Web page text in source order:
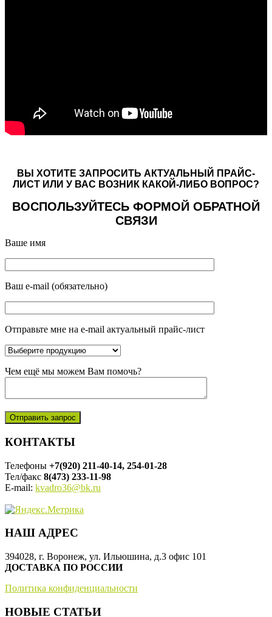
ВЫ ХОТИТЕ ЗАПРОСИТЬ АКТУАЛЬНЫЙ ПРАЙС-
ЛИСТ ИЛИ У ВАС ВОЗНИК КАКОЙ-ЛИБО ВОПРОС?
ВОСПОЛЬЗУЙТЕСЬ ФОРМОЙ ОБРАТНОЙ
СВЯЗИ
Ваше имя
Ваш e-mail (обязательно)
Отправьте мне на e-mail актуальный прайс-лист
Чем ещё мы можем Вам помочь?
КОНТАКТЫ
Телефоны +7(920) 211-40-14, 254-01-28
Тел/факс 8(473) 233-11-98
E-mail: kvadro36@bk.ru
НАШ АДРЕС
394028, г. Воронеж, ул. Ильюшина, д.3 офис 101
ДОСТАВКА ПО РОССИИ
Политика конфиденциальности
НОВЫЕ СТАТЬИ